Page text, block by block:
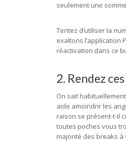
seulement une
Tentez d’utiliser la
exaltons l’application
réactivation dans ce
2. Rendez
On sait
aide amoindrir les
raison se présent-t-il
toutes poches vous
majorité des breaks